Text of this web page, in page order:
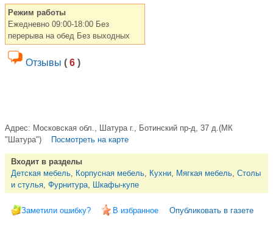
Режим работы
Ежедневно 09:00-18:00 Без
перерыва на обед Без выходных
Отзывы ( 6 )
Адрес: Московская обл., Шатура г., Ботинский пр-д, 37 д.(МК
"Шатура")
Посмотреть на карте
Входит в разделы
Детская мебель, Корпусная мебель, Кухни, Мягкая мебель, Столы
и стулья, Фурнитура, Шкафы-купе
Заметили ошибку? В избранное Опубликовать в газете